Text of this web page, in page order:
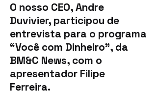
O nosso CEO, Andre
Duvivier, participou de
entrevista para o programa
“Você com Dinheiro”, da
BM&C News, com o
apresentador Filipe
Ferreira.